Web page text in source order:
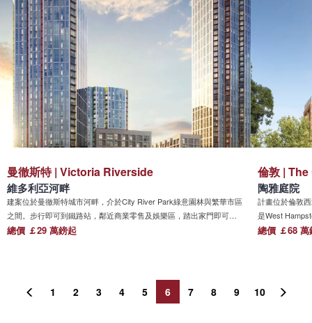
曼徹斯特 | Victoria Riverside
維多利亞河畔
建案位於曼徹斯特城市河畔，介於City River Park綠意園林與繁華市區
之間。步行即可到鐵路站，鄰近商業零售及娛樂區，踏出家門即可享
受河畔綠景。
總價 ￡29 萬鎊起
倫敦 |
陶雅庭院
計畫位於倫敦
是West
這裡出發便可
總價 ￡68 萬
1 2 3 4 5 6 7 8 9 10